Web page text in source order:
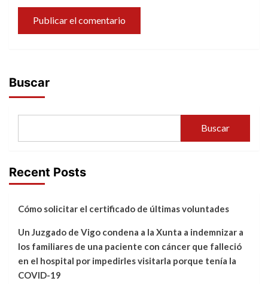
Buscar
Buscar
Recent Posts
Cómo solicitar el certificado de últimas voluntades
Un Juzgado de Vigo condena a la Xunta a indemnizar a
los familiares de una paciente con cáncer que falleció
en el hospital por impedirles visitarla porque tenía la
COVID-19